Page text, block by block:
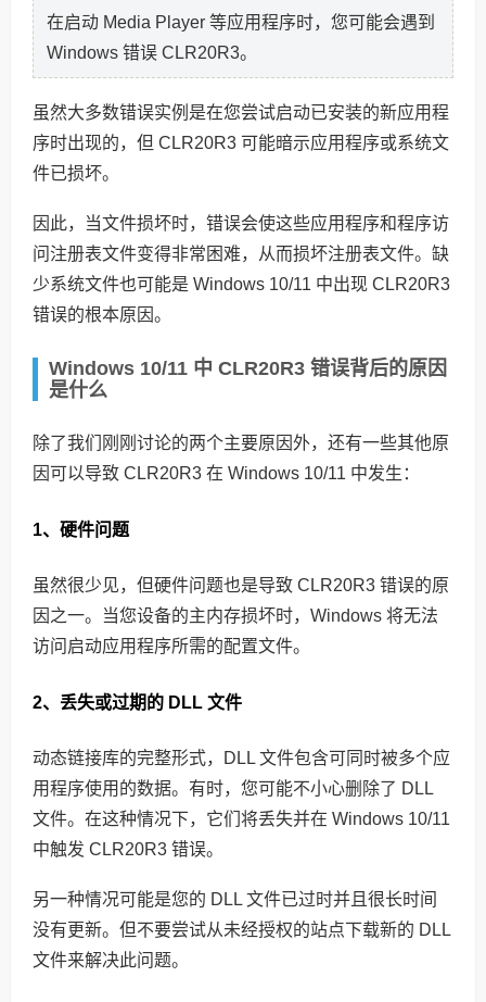
在启动 Media Player 等应用程序时，您可能会遇到
Windows 错误 CLR20R3。
虽然大多数错误实例是在您尝试启动已安装的新应用程
序时出现的，但 CLR20R3 可能暗示应用程序或系统文
件已损坏。
因此，当文件损坏时，错误会使这些应用程序和程序访
问注册表文件变得非常困难，从而损坏注册表文件。缺
少系统文件也可能是 Windows 10/11 中出现 CLR20R3
错误的根本原因。
Windows 10/11 中 CLR20R3 错误背后的原因
是什么
除了我们刚刚讨论的两个主要原因外，还有一些其他原
因可以导致 CLR20R3 在 Windows 10/11 中发生：
1、硬件问题
虽然很少见，但硬件问题也是导致 CLR20R3 错误的原
因之一。当您设备的主内存损坏时，Windows 将无法
访问启动应用程序所需的配置文件。
2、丢失或过期的 DLL 文件
动态链接库的完整形式，DLL 文件包含可同时被多个应
用程序使用的数据。有时，您可能不小心删除了 DLL
文件。在这种情况下，它们将丢失并在 Windows 10/11
中触发 CLR20R3 错误。
另一种情况可能是您的 DLL 文件已过时并且很长时间
没有更新。但不要尝试从未经授权的站点下载新的 DLL
文件来解决此问题。